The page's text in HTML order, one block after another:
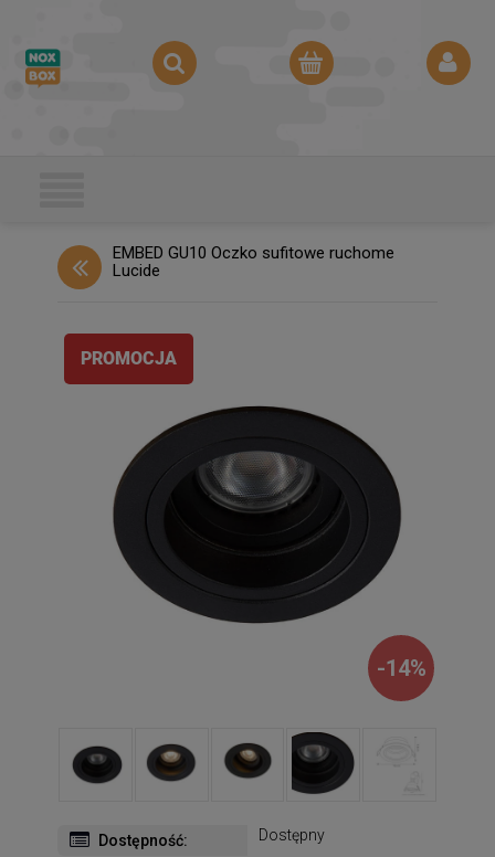
EMBED GU10 Oczko sufitowe ruchome
Lucide
PROMOCJA
-14%
Dostępność: Dostępny